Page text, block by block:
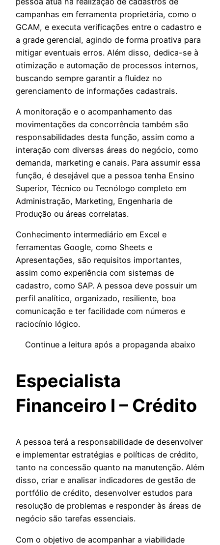
campanhas em ferramenta proprietária, como o
GCAM, e executa verificações entre o cadastro e
a grade gerencial, agindo de forma proativa para
mitigar eventuais erros. Além disso, dedica-se à
otimização e automação de processos internos,
buscando sempre garantir a fluidez no
gerenciamento de informações cadastrais.
A monitoração e o acompanhamento das
movimentações da concorrência também são
responsabilidades desta função, assim como a
interação com diversas áreas do negócio, como
demanda, marketing e canais. Para assumir essa
função, é desejável que a pessoa tenha Ensino
Superior, Técnico ou Tecnólogo completo em
Administração, Marketing, Engenharia de
Produção ou áreas correlatas.
Conhecimento intermediário em Excel e
ferramentas Google, como Sheets e
Apresentações, são requisitos importantes,
assim como experiência com sistemas de
cadastro, como SAP. A pessoa deve possuir um
perfil analítico, organizado, resiliente, boa
comunicação e ter facilidade com números e
raciocínio lógico.
Continue a leitura após a propaganda abaixo
Especialista
Financeiro I – Crédito
A pessoa terá a responsabilidade de desenvolver
e implementar estratégias e políticas de crédito,
tanto na concessão quanto na manutenção. Além
disso, criar e analisar indicadores de gestão de
portfólio de crédito, desenvolver estudos para
resolução de problemas e responder às áreas de
negócio são tarefas essenciais.
Com o objetivo de acompanhar a viabilidade